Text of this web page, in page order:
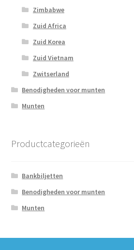
Zimbabwe
Zuid Africa
Zuid Korea
Zuid Vietnam
Zwitserland
Benodigheden voor munten
Munten
Productcategorieën
Bankbiljetten
Benodigheden voor munten
Munten